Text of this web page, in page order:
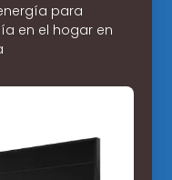
para
en el hogar en